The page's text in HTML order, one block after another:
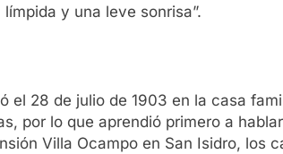
y una leve sonrisa”.
el 28 de julio de 1903 en la casa
por lo que aprendió primero a
Villa Ocampo en San Isidro, los